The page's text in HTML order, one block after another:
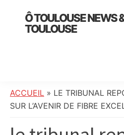
primary
Ô TOULOUSE NEWS
TOULOUSE
:
info
société,
ACCUEIL » LE TRIBUNAL
SUR L’AVENIR DE FIBRE